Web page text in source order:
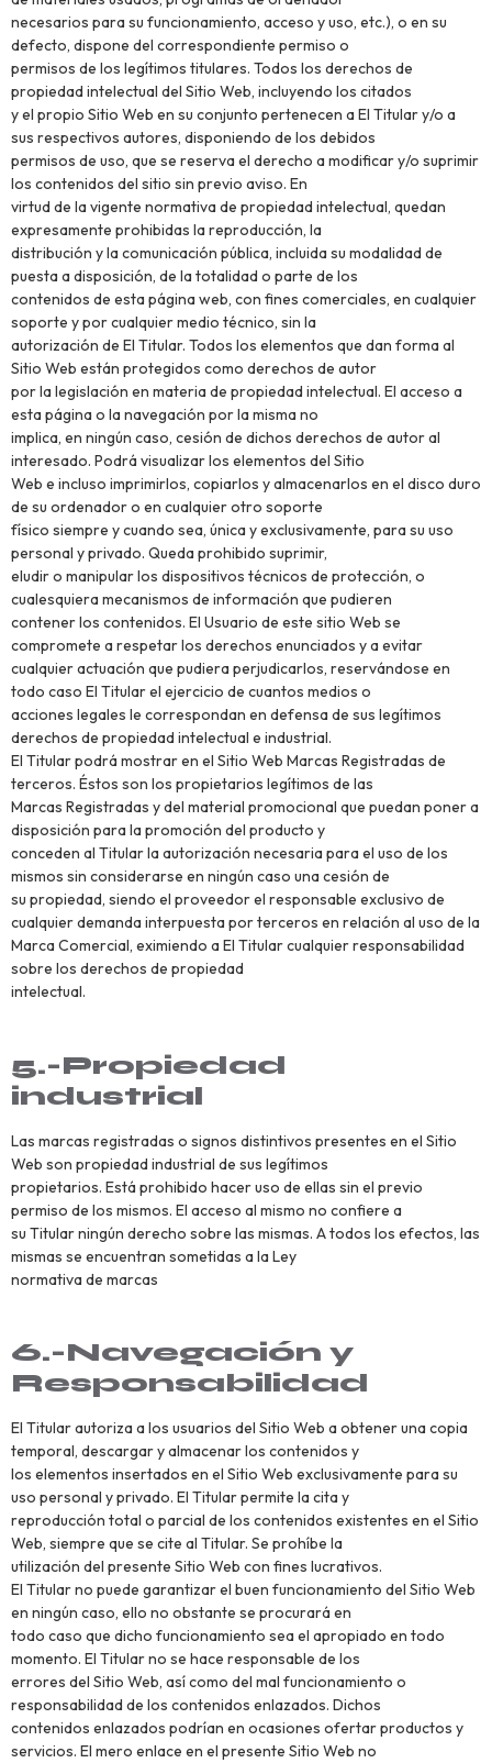
necesarios para su funcionamiento, acceso y uso, etc.), o en su
defecto, dispone del correspondiente permiso o
permisos de los legítimos titulares. Todos los derechos de
propiedad intelectual del Sitio Web, incluyendo los citados
y el propio Sitio Web en su conjunto pertenecen a El Titular y/o a
sus respectivos autores, disponiendo de los debidos
permisos de uso, que se reserva el derecho a modificar y/o suprimir
los contenidos del sitio sin previo aviso. En
virtud de la vigente normativa de propiedad intelectual, quedan
expresamente prohibidas la reproducción, la
distribución y la comunicación pública, incluida su modalidad de
puesta a disposición, de la totalidad o parte de los
contenidos de esta página web, con fines comerciales, en cualquier
soporte y por cualquier medio técnico, sin la
autorización de El Titular. Todos los elementos que dan forma al
Sitio Web están protegidos como derechos de autor
por la legislación en materia de propiedad intelectual. El acceso a
esta página o la navegación por la misma no
implica, en ningún caso, cesión de dichos derechos de autor al
interesado. Podrá visualizar los elementos del Sitio
Web e incluso imprimirlos, copiarlos y almacenarlos en el disco duro
de su ordenador o en cualquier otro soporte
físico siempre y cuando sea, única y exclusivamente, para su uso
personal y privado. Queda prohibido suprimir,
eludir o manipular los dispositivos técnicos de protección, o
cualesquiera mecanismos de información que pudieren
contener los contenidos. El Usuario de este sitio Web se
compromete a respetar los derechos enunciados y a evitar
cualquier actuación que pudiera perjudicarlos, reservándose en
todo caso El Titular el ejercicio de cuantos medios o
acciones legales le correspondan en defensa de sus legítimos
derechos de propiedad intelectual e industrial.
El Titular podrá mostrar en el Sitio Web Marcas Registradas de
terceros. Éstos son los propietarios legítimos de las
Marcas Registradas y del material promocional que puedan poner a
disposición para la promoción del producto y
conceden al Titular la autorización necesaria para el uso de los
mismos sin considerarse en ningún caso una cesión de
su propiedad, siendo el proveedor el responsable exclusivo de
cualquier demanda interpuesta por terceros en relación al uso de la
Marca Comercial, eximiendo a El Titular cualquier responsabilidad
sobre los derechos de propiedad
intelectual.
5.-Propiedad
industrial
Las marcas registradas o signos distintivos presentes en el Sitio
Web son propiedad industrial de sus legítimos
propietarios. Está prohibido hacer uso de ellas sin el previo
permiso de los mismos. El acceso al mismo no confiere a
su Titular ningún derecho sobre las mismas. A todos los efectos, las
mismas se encuentran sometidas a la Ley
normativa de marcas
6.-Navegación y
Responsabilidad
El Titular autoriza a los usuarios del Sitio Web a obtener una copia
temporal, descargar y almacenar los contenidos y
los elementos insertados en el Sitio Web exclusivamente para su
uso personal y privado. El Titular permite la cita y
reproducción total o parcial de los contenidos existentes en el Sitio
Web, siempre que se cite al Titular. Se prohíbe la
utilización del presente Sitio Web con fines lucrativos.
El Titular no puede garantizar el buen funcionamiento del Sitio Web
en ningún caso, ello no obstante se procurará en
todo caso que dicho funcionamiento sea el apropiado en todo
momento. El Titular no se hace responsable de los
errores del Sitio Web, así como del mal funcionamiento o
responsabilidad de los contenidos enlazados. Dichos
contenidos enlazados podrían en ocasiones ofertar productos y
servicios. El mero enlace en el presente Sitio Web no